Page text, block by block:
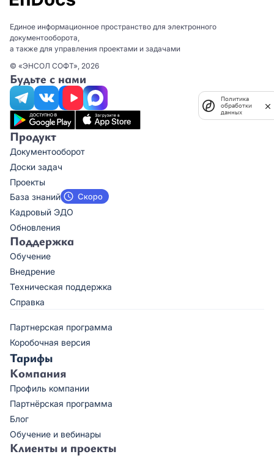
Единое информационное пространство для электронного
документооборота,
а также для управления проектами и задачами
© «ЭНСОЛ СОФТ», 2026
Будьте с нами
Продукт
Документооборот
Доски задач
Проекты
База знаний
Кадровый ЭДО
Обновления
Поддержка
Обучение
Внедрение
Техническая поддержка
Справка
Партнерская программа
Коробочная версия
Тарифы
Компания
Профиль компании
Партнёрская программа
Блог
Обучение и вебинары
Клиенты и проекты
Политика
обработки
данных